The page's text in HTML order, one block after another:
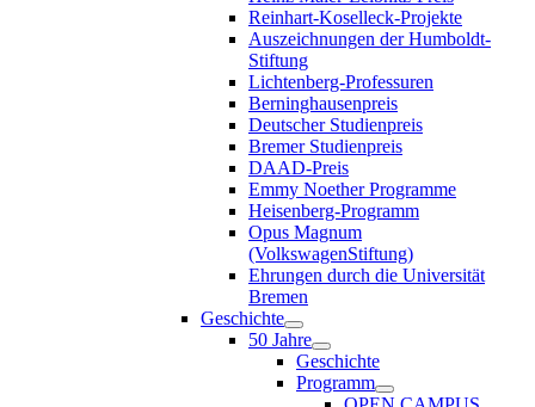
Reinhart-Koselleck-Projekte
Auszeichnungen der Humboldt-
Stiftung
Lichtenberg-Professuren
Berninghausenpreis
Deutscher Studienpreis
Bremer Studienpreis
DAAD-Preis
Emmy Noether Programme
Heisenberg-Programm
Opus Magnum
(VolkswagenStiftung)
Ehrungen durch die Universität
Bremen
Geschichte
50 Jahre
Geschichte
Programm